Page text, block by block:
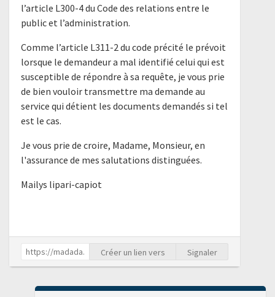
l’article L300-4 du Code des relations entre le
public et l’administration.
Comme l’article L311-2 du code précité le prévoit
lorsque le demandeur a mal identifié celui qui est
susceptible de répondre à sa requête, je vous prie
de bien vouloir transmettre ma demande au
service qui détient les documents demandés si tel
est le cas.
Je vous prie de croire, Madame, Monsieur, en
l'assurance de mes salutations distinguées.
Mailys lipari-capiot
Créer un lien vers Signaler